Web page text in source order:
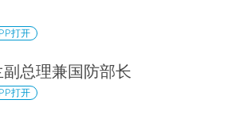
打开
总理兼国防部长
打开